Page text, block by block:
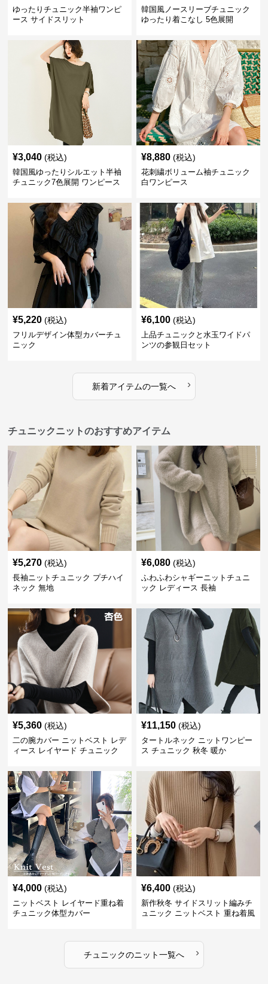
ゆったりチュニック半袖ワンピ
ース サイドスリット
韓国風ノースリーブチュニック
ゆったり着こなし 5色展開
¥3,040 (税込)
韓国風ゆったりシルエット半袖
チュニック7色展開 ワンピース
¥8,880 (税込)
花刺繍ボリューム袖チュニック
白ワンピース
¥5,220 (税込)
フリルデザイン体型カバーチュ
ニック
¥6,100 (税込)
上品チュニックと水玉ワイドパ
ンツの参観日セット
新着アイテムの一覧へ ›
チュニックニットのおすすめアイテム
¥5,270 (税込)
長袖ニットチュニック プチハイ
ネック 無地
¥6,080 (税込)
ふわふわシャギーニットチュニ
ック レディース 長袖
¥5,360 (税込)
二の腕カバー ニットベスト レデ
ィース レイヤード チュニック
¥11,150 (税込)
タートルネック ニットワンピー
ス チュニック 秋冬 暖か
¥4,000 (税込)
ニットベスト レイヤード重ね着
チュニック体型カバー
¥6,400 (税込)
新作秋冬 サイドスリット編みチ
ュニック ニットベスト 重ね着風
チュニックのニット一覧へ ›